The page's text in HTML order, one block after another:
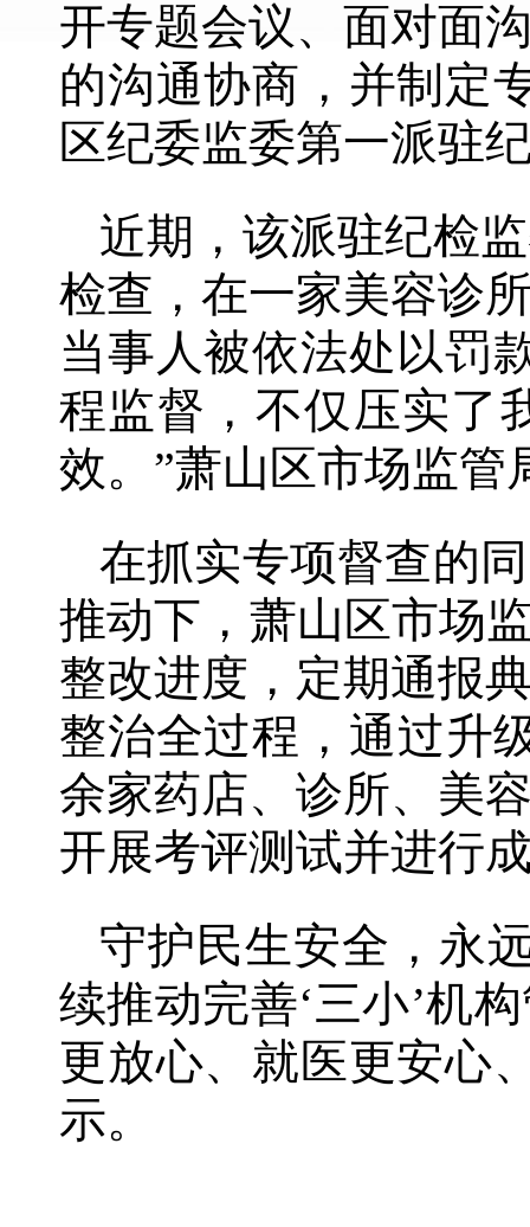
开专题会议、面对面
的沟通协商，并制定
区纪委监委第一派驻
近期，该派驻纪检
检查，在一家美容诊
当事人被依法处以罚
程监督，不仅压实了
效。”萧山区市场监管
在抓实专项督查的
推动下，萧山区市场
整改进度，定期通报
整治全过程，通过升
余家药店、诊所、美
开展考评测试并进行
守护民生安全，永
续推动完善‘三小’机
更放心、就医更安心
示。